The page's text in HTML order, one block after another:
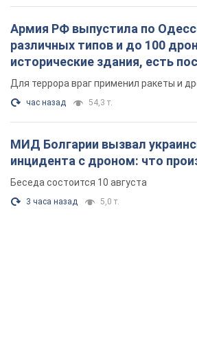
Армия РФ выпустила по
различных типов и до 100
исторические здания, есть
Фото и видео
Для террора враг применил ракеты и
час назад 54,3 т.
МИД Болгарии вызвал
инцидента с дроном: что
Беседа состоится 10 августа
3 часа назад 5,0 т.